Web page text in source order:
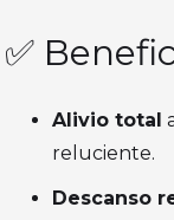
✅
Alivio total
reluciente.
Descanso